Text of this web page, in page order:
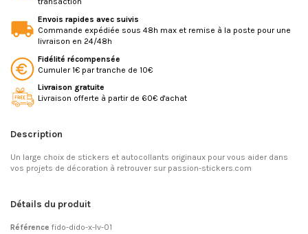
Envois rapides avec suivis
Commande expédiée sous 48h max et remise à la poste pour une
livraison en 24/48h
Fidélité récompensée
Cumuler 1€ par tranche de 10€
Livraison gratuite
Livraison offerte à partir de 60€ d'achat
Description
Un large choix de stickers et autocollants originaux pour vous aider dans
vos projets de décoration à retrouver sur passion-stickers.com
Détails du produit
Référence fido-dido-x-lv-01